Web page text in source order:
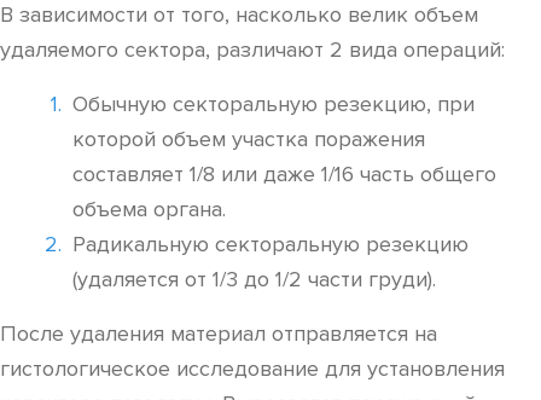
В зависимости от того, насколько велик объем
удаляемого сектора, различают 2 вида операций:
Обычную секторальную резекцию, при
которой объем участка поражения
составляет 1/8 или даже 1/16 часть общего
объема органа.
Радикальную секторальную резекцию
(удаляется от 1/3 до 1/2 части груди).
После удаления материал отправляется на
гистологическое исследование для установления